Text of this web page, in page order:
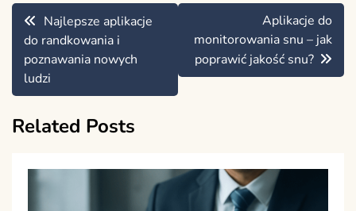
Nawigacja
wpisu
Najlepsze aplikacje
do randkowania i
poznawania nowych
ludzi
Aplikacje do
monitorowania snu – jak
poprawić jakość snu?
Related Posts